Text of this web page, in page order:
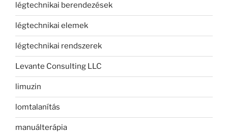
légtechnikai berendezések
légtechnikai elemek
légtechnikai rendszerek
Levante Consulting LLC
limuzin
lomtalanítás
manuálterápia